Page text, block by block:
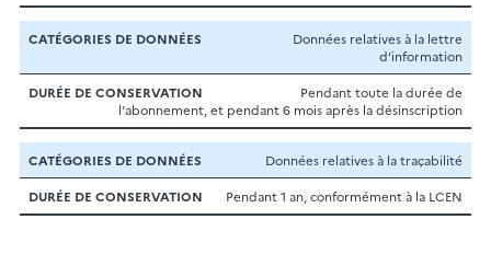
Données relatives à la lettre
d’information
Pendant toute la durée de
l’abonnement, et pendant 6 mois après la désinscription
Données relatives à la traçabilité
Pendant 1 an, conformément à la LCEN